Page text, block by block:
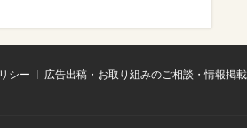
シー
広告出稿・お取り組みのご相談・情報掲